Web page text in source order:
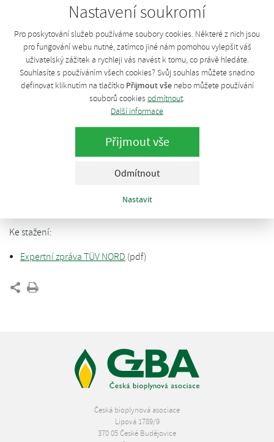
Nastavení soukromí
Pro poskytování služeb používáme soubory cookies. Některé z nich jsou
pro fungování webu nutné, zatímco jiné nám pomohou vylepšit váš
uživatelský zážitek a rychleji vás navést k tomu, co právě hledáte.
Souhlasíte s používáním všech cookies? Svůj souhlas můžete snadno
definovat kliknutím na tlačítko Přijmout všenebo můžete používání
souborů cookies odmítnout.
Další informace
Přijmout vše
Odmítnout
Nastavit
CzBA se rozhodla tuto situaci řešit a nalézt vhodné řešení a
doporučení pro budoucí investory bioplynových stanic. Cílem je
vytvářet potřebný tlak na dodavatele technologií, který povede
ke zvýšení standardu poskytovaných služeb. Výsledkem jednání
je oficiální doporučení a podpora CzBA k uvádění kompletní
technologické části bioplynové stanice do provozu jako
stanoveného výrobku podle zákona č. 22/1997 Sb.
výrobek" pak bude sloužit k vyšší informovanosti investorů o
výhodách tohoto řešení, tak aby tento standard vyžadovali u
výhody dodávky bioplynové stanice jako stanoveného výrobku
Ke stažení:
Expertní zpráva TÜV NORD (pdf)
Česká bioplynová asociace
Lipová 1789/9
370 05 České Budějovice